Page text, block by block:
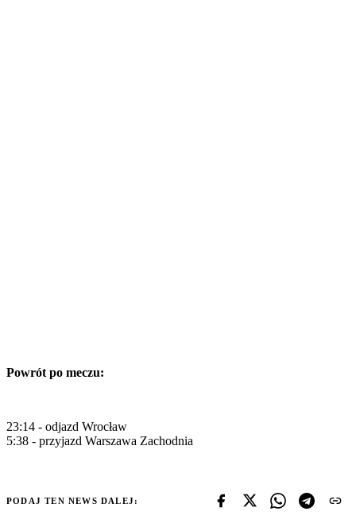
Powrót po meczu:
23:14 - odjazd Wrocław
5:38 - przyjazd Warszawa Zachodnia
PODAJ TEN NEWS DALEJ: